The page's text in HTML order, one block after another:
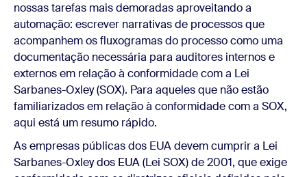
nossas tarefas mais demoradas aproveitando a
automação: escrever narrativas de processos que
acompanhem os fluxogramas do processo como uma
documentação necessária para auditores internos e
externos em relação à conformidade com a Lei
Sarbanes-Oxley (SOX). Para aqueles que não estão
familiarizados em relação à conformidade com a SOX,
aqui está um resumo rápido.
As empresas públicas dos EUA devem cumprir a Lei
Sarbanes-Oxley dos EUA (Lei SOX) de 2001, que exige